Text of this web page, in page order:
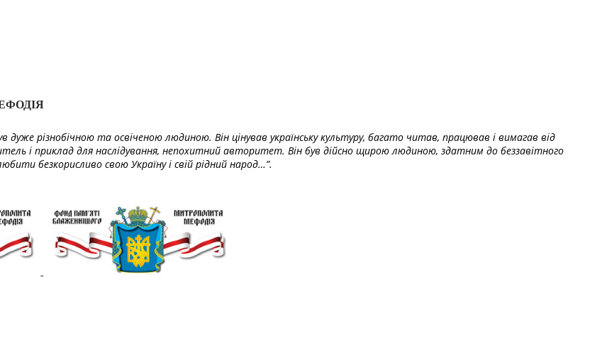
різнобічною та освіченою людиною. Він цінував українську культуру, багато читав, працював і вимагав від
і приклад для наслідування, непохитний авторитет. Він був дійсно щирою людиною, здатним до беззавітного
безкорисливо свою Україну і свій рідний народ…”.